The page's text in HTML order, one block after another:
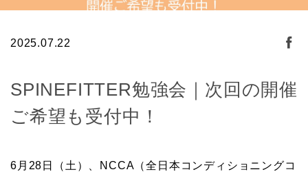
2025.07.22
SPINEFITTER勉強会｜次回の開催
ご希望も受付中！
6月28日（土）、NCCA（全日本コンディショニングコ